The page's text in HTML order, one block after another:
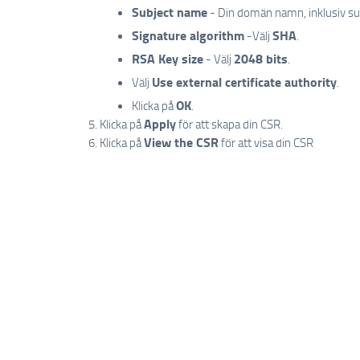
Subject name - Din domän namn, inklusiv
Signature algorithm -Välj SHA.
RSA Key size - Välj 2048 bits.
Välj Use external certificate authority.
Klicka påOK.
Klicka påApplyför att skapa din CSR.
Klicka påView the CSRför att visa din CSR